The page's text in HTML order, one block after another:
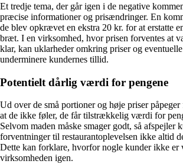
Et tredje tema, der går igen i de negative
præcise informationer og prisændringer. En
de blev opkrævet en ekstra 20 kr. for at erstatte
bræt. I en virksomhed, hvor prisen forventes at
klar, kan uklarheder omkring priser og
underminere kundernes tillid.
Potentielt dårlig værdi for pengene
Ud over de små portioner og høje priser påpeger
at de ikke føler, de får tilstrækkelig værdi for
Selvom maden måske smager godt, så afspejler
forventninger til restaurantoplevelsen ikke altid
Dette kan forklare, hvorfor nogle kunder ikke er
virksomheden igen.